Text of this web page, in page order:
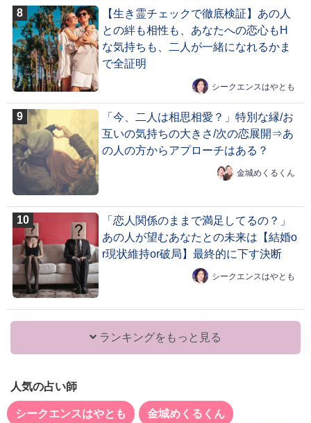
【生き霊チェックで徹底検証】あの人
との絆も相性も、あなたへの恋心もH
な気持ちも、二人が一緒になれるかま
で全証明
シークエンスはやとも
「今、二人は相思相愛？」特別な縁/お
互いの気持ちの大きさ/次の恋展開⇒あ
の人の方からアプローチはある？
金城めくるくん
「恋人関係のままで満足してるの？」
あの人が望むあなたとの未来は【結婚o
r現状維持or破局】最終的に下す決断
シークエンスはやとも
ランキングをもっと見る
人気の占い師
シークエンスはやとも 金城めくるくん